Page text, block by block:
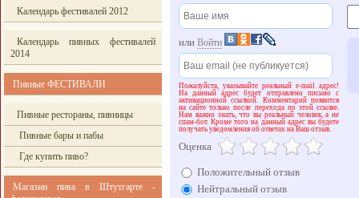
Календарь фестивалей 2012
Календарь пивных фестивалей
2014
Пивные ФЕСТИВАЛИ
Пивные рестораны, пивницы
Пивные бары и пабы
Где купить пиво?
Магазин пива в Штутгарте -
или Войти
Пожалуйста, указывайте реальный e-mail адрес!
На данный адрес будет отправлено письмо с
активационной ссылкой. Комментарий появится
на сайте только после перехода по этой ссылке.
Нам важно знать, что вы реальный человек, а не
спам-бот. Кроме того на данный адрес вы будете
получать уведомления об ответах на Ваш отзыв.
Оценка
Положительный отзыв
Нейтральный отзыв